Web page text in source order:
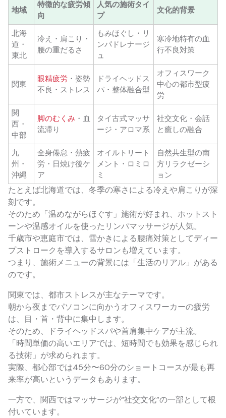
地域
特徴的な疲労傾
向
人気の施術タイ
プ
文化的背景
北海
道・
東北
冷え・肩こり・
腰の重だるさ
もみほぐし・リ
ンパドレナージ
ュ
寒冷地特有の血
行不良対策
関東
眼精疲労 ・姿勢
不良・ストレス
ドライヘッドス
パ・整体融合型
オフィスワーク
中心の都市型疲
労
関
西・
中部
脚のむくみ ・血
流滞り
タイ古式マッサ
ージ・アロマ系
社交文化・会話
と癒しの融合
九
州・
沖縄
全身倦怠・熱疲
労・日焼け後ケ
ア
オイルトリート
メント・ロミロ
ミ
自然共生型の南
方リラクゼーシ
ョン
たとえば北海道では、冬季の寒さによる冷えや肩こりが深
刻です。
そのため「温めながらほぐす」施術が好まれ、ホットスト
ーンや温感オイルを使ったリンパマッサージが人気。
千歳市や恵庭市では、雪かきによる腰痛対策としてディー
プストロークを導入するサロンも増えています。
つまり、施術メニューの背景には「生活のリアル」がある
のです。
関東では、都市ストレスが主なテーマです。
朝から夜までパソコンに向かうオフィスワーカーの疲労
は、目・首・背中に集中します。
そのため、ドライヘッドスパや首肩集中ケアが主流。
「時間単価の高いエリアでは、短時間でも効果を感じられ
る技術」が求められます。
実際、都心部では45分〜60分のショートコースが最も再
来率が高いというデータもあります。
一方で、関西ではマッサージが“社交文化”の一部として根
付いています。